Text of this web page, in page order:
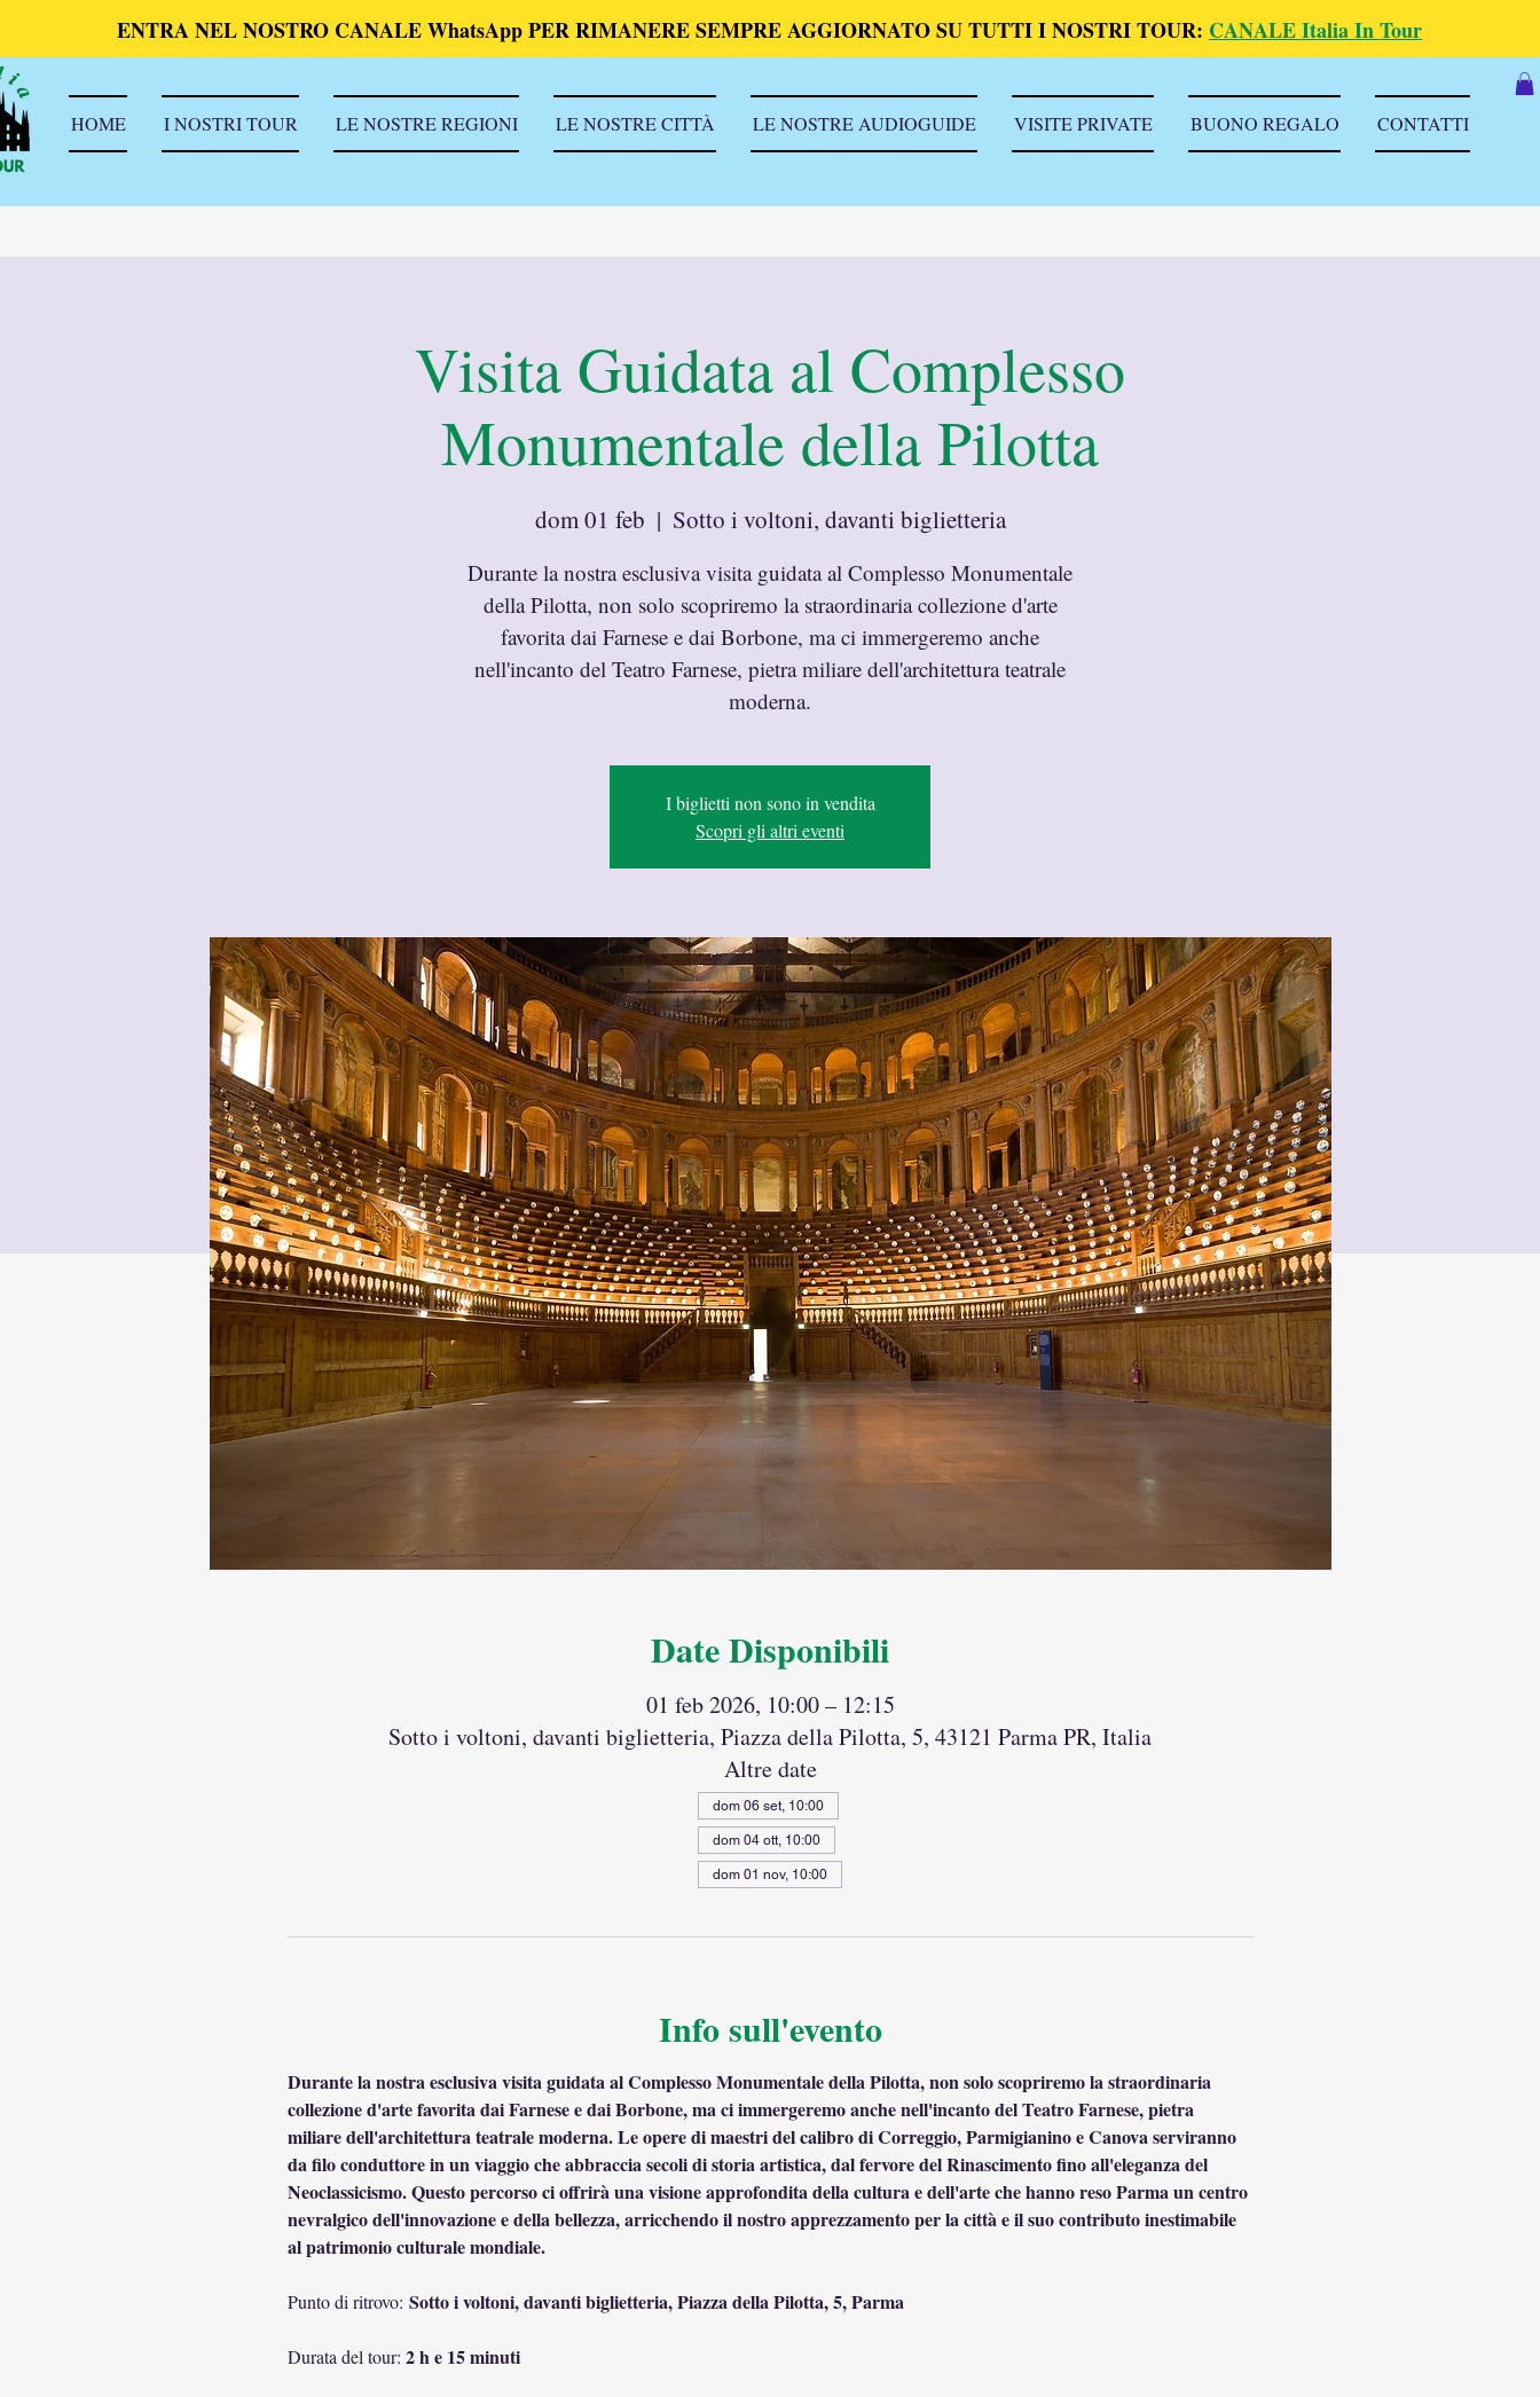
ENTRA NEL NOSTRO CANALE WhatsApp PER RIMANERE SEMPRE AGGIORNATO SU TUTTI I NOSTRI TOUR: CANALE Italia In Tour
HOME I NOSTRI TOUR LE NOSTRE REGIONI LE NOSTRE CITTÀ LE NOSTRE AUDIOGUIDE VISITE PRIVATE BUONO REGALO CONTATTI
Visita Guidata al Complesso
Monumentale della Pilotta
dom 01 feb
  |
Sotto i voltoni, davanti biglietteria
Durante la nostra esclusiva visita guidata al Complesso Monumentale
della Pilotta, non solo scopriremo la straordinaria collezione d'arte
favorita dai Farnese e dai Borbone, ma ci immergeremo anche
nell'incanto del Teatro Farnese, pietra miliare dell'architettura teatrale
moderna.
I biglietti non sono in vendita
Scopri gli altri eventi
Date Disponibili
01 feb 2026, 10:00 – 12:15
Sotto i voltoni, davanti biglietteria, Piazza della Pilotta, 5, 43121 Parma PR, Italia
Altre date
dom 06 set, 10:00
dom 04 ott, 10:00
dom 01 nov, 10:00
Info sull'evento
Durante la nostra esclusiva visita guidata al Complesso Monumentale della Pilotta, non solo scopriremo la straordinaria
collezione d'arte favorita dai Farnese e dai Borbone, ma ci immergeremo anche nell'incanto del Teatro Farnese, pietra
miliare dell'architettura teatrale moderna. Le opere di maestri del calibro di Correggio, Parmigianino e Canova serviranno
da filo conduttore in un viaggio che abbraccia secoli di storia artistica, dal fervore del Rinascimento fino all'eleganza del
Neoclassicismo. Questo percorso ci offrirà una visione approfondita della cultura e dell'arte che hanno reso Parma un centro
nevralgico dell'innovazione e della bellezza, arricchendo il nostro apprezzamento per la città e il suo contributo inestimabile
al patrimonio culturale mondiale.
Punto di ritrovo: Sotto i voltoni, davanti biglietteria, Piazza della Pilotta, 5, Parma
Durata del tour: 2 h e 15 minuti